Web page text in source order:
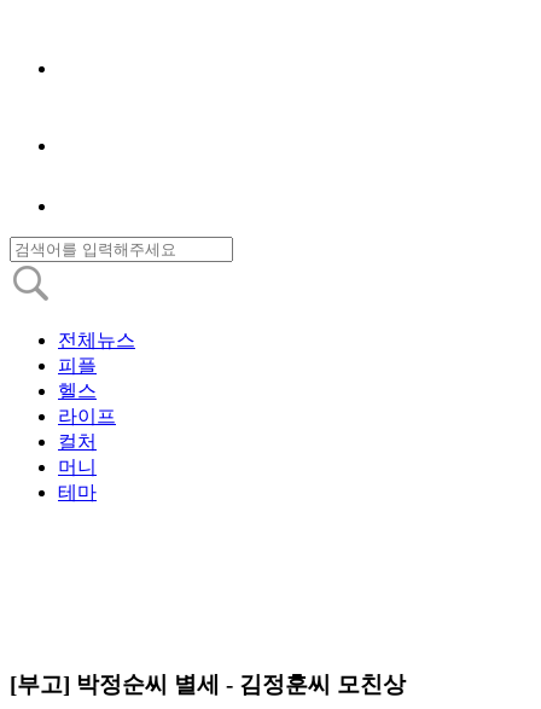
전체뉴스
피플
헬스
라이프
컬처
머니
테마
[부고] 박정순씨 별세 - 김정훈씨 모친상